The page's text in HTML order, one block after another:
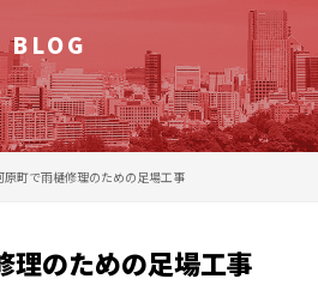
BLOG
原町で雨樋修理のための足場工事
理のための足場工事